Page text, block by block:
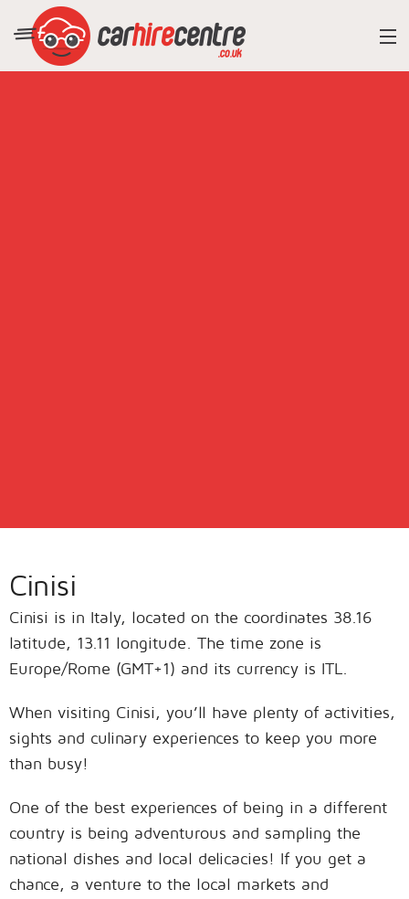
Cinisi
Cinisi is in Italy, located on the coordinates 38.16
latitude, 13.11 longitude. The time zone is
Europe/Rome (GMT+1) and its currency is ITL.
When visiting Cinisi, you’ll have plenty of activities,
sights and culinary experiences to keep you more
than busy!
One of the best experiences of being in a different
country is being adventurous and sampling the
national dishes and local delicacies! If you get a
chance, a venture to the local markets and